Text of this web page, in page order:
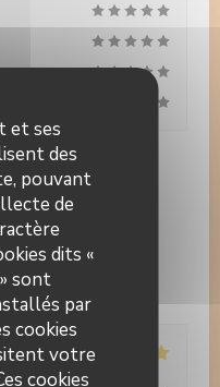
et ses
des
pouvant
de
dits «
sont
par
cookies
votre
cookies
clients
ont laissé leur avis